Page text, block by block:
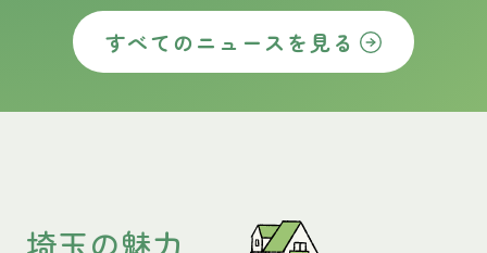
すべてのニュースを見る
埼玉の魅力